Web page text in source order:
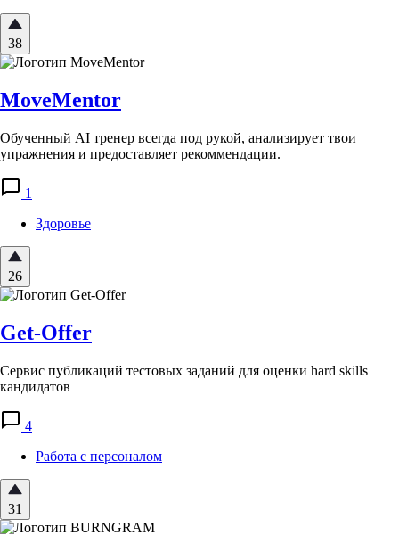
38
MoveMentor
Обученный AI тренер всегда под рукой, анализирует твои
упражнения и предоставляет рекоммендации.
1
Здоровье
26
Get-Offer
Сервис публикаций тестовых заданий для оценки hard skills
кандидатов
4
Работа с персоналом
31